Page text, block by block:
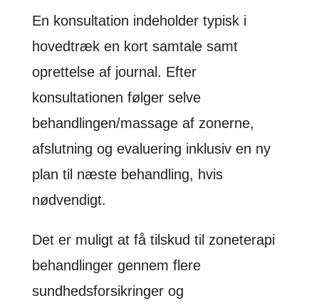
En konsultation indeholder typisk i
hovedtræk en kort samtale samt
oprettelse af journal. Efter
konsultationen følger selve
behandlingen/massage af zonerne,
afslutning og evaluering inklusiv en ny
plan til næste behandling, hvis
nødvendigt.
Det er muligt at få tilskud til zoneterapi
behandlinger gennem flere
sundhedsforsikringer og